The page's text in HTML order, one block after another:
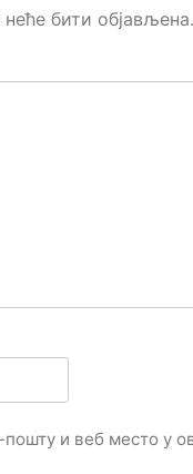
бити објављена.
и веб место у